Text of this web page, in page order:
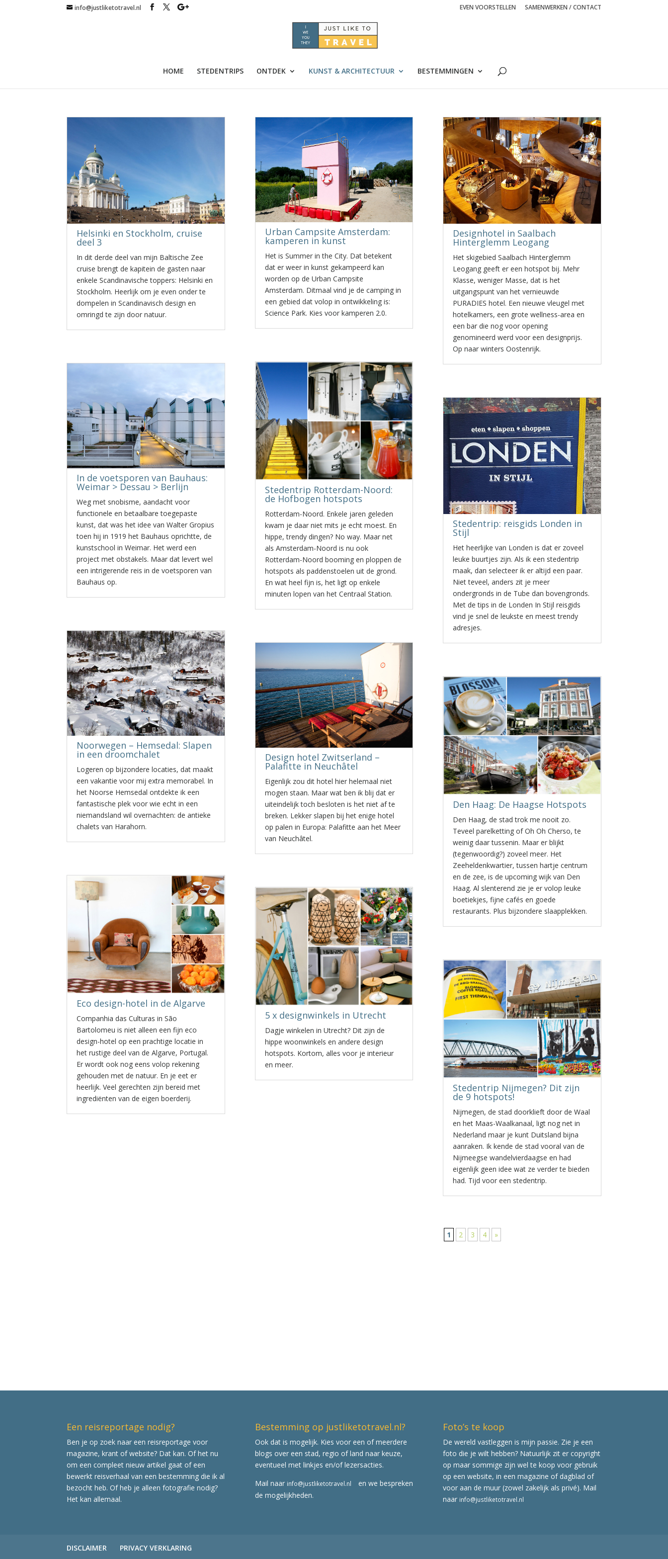
info@justliketotravel.nl EVEN VOORSTELLEN SAMENWERKEN / CONTACT
HOME STEDENTRIPS ONTDEK KUNST & ARCHITECTUUR BESTEMMINGEN
Helsinki en Stockholm, cruise
deel 3
In dit derde deel van mijn Baltische Zee
cruise brengt de kapitein de gasten naar
enkele Scandinavische toppers: Helsinki en
Stockholm. Heerlijk om je even onder te
dompelen in Scandinavisch design en
omringd te zijn door natuur.
In de voetsporen van Bauhaus:
Weimar > Dessau > Berlijn
Weg met snobisme, aandacht voor
functionele en betaalbare toegepaste
kunst, dat was het idee van Walter Gropius
toen hij in 1919 het Bauhaus oprichtte, de
kunstschool in Weimar. Het werd een
project met obstakels. Maar dat levert wel
een intrigerende reis in de voetsporen van
Bauhaus op.
Noorwegen – Hemsedal: Slapen
in een droomchalet
Logeren op bijzondere locaties, dat maakt
een vakantie voor mij extra memorabel. In
het Noorse Hemsedal ontdekte ik een
fantastische plek voor wie echt in een
niemandsland wil overnachten: de antieke
chalets van Harahorn.
Eco design-hotel in de Algarve
Companhia das Culturas in São
Bartolomeu is niet alleen een fijn eco
design-hotel op een prachtige locatie in
het rustige deel van de Algarve, Portugal.
Er wordt ook nog eens volop rekening
gehouden met de natuur. En je eet er
heerlijk. Veel gerechten zijn bereid met
ingrediënten van de eigen boerderij.
Urban Campsite Amsterdam:
kamperen in kunst
Het is Summer in the City. Dat betekent
dat er weer in kunst gekampeerd kan
worden op de Urban Campsite
Amsterdam. Ditmaal vind je de camping in
een gebied dat volop in ontwikkeling is:
Science Park. Kies voor kamperen 2.0.
Stedentrip Rotterdam-Noord:
de Hofbogen hotspots
Rotterdam-Noord. Enkele jaren geleden
kwam je daar niet mits je echt moest. En
hippe, trendy dingen? No way. Maar net
als Amsterdam-Noord is nu ook
Rotterdam-Noord booming en ploppen de
hotspots als paddenstoelen uit de grond.
En wat heel fijn is, het ligt op enkele
minuten lopen van het Centraal Station.
Design hotel Zwitserland –
Palafitte in Neuchâtel
Eigenlijk zou dit hotel hier helemaal niet
mogen staan. Maar wat ben ik blij dat er
uiteindelijk toch besloten is het niet af te
breken. Lekker slapen bij het enige hotel
op palen in Europa: Palafitte aan het Meer
van Neuchâtel.
5 x designwinkels in Utrecht
Dagje winkelen in Utrecht? Dit zijn de
hippe woonwinkels en andere design
hotspots. Kortom, alles voor je interieur
en meer.
Designhotel in Saalbach
Hinterglemm Leogang
Het skigebied Saalbach Hinterglemm
Leogang geeft er een hotspot bij. Mehr
Klasse, weniger Masse, dat is het
uitgangspunt van het vernieuwde
PURADIES hotel. Een nieuwe vleugel met
hotelkamers, een grote wellness-area en
een bar die nog voor opening
genomineerd werd voor een designprijs.
Op naar winters Oostenrijk.
Stedentrip: reisgids Londen in
Stijl
Het heerlijke van Londen is dat er zoveel
leuke buurtjes zijn. Als ik een stedentrip
maak, dan selecteer ik er altijd een paar.
Niet teveel, anders zit je meer
ondergronds in de Tube dan bovengronds.
Met de tips in de Londen In Stijl reisgids
vind je snel de leukste en meest trendy
adresjes.
Den Haag: De Haagse Hotspots
Den Haag, de stad trok me nooit zo.
Teveel parelketting of Oh Oh Cherso, te
weinig daar tussenin. Maar er blijkt
(tegenwoordig?) zoveel meer. Het
Zeeheldenkwartier, tussen hartje centrum
en de zee, is de upcoming wijk van Den
Haag. Al slenterend zie je er volop leuke
boetiekjes, fijne cafés en goede
restaurants. Plus bijzondere slaapplekken.
Stedentrip Nijmegen? Dit zijn
de 9 hotspots!
Nijmegen, de stad doorklieft door de Waal
en het Maas-Waalkanaal, ligt nog net in
Nederland maar je kunt Duitsland bijna
aanraken. Ik kende de stad vooral van de
Nijmeegse wandelvierdaagse en had
eigenlijk geen idee wat ze verder te bieden
had. Tijd voor een stedentrip.
1 2 3 4 »
Een reisreportage nodig?
Ben je op zoek naar een reisreportage voor
magazine, krant of website? Dat kan. Of het nu
om een compleet nieuw artikel gaat of een
bewerkt reisverhaal van een bestemming die ik al
bezocht heb. Of heb je alleen fotografie nodig?
Het kan allemaal.
Bestemming op justliketotravel.nl?
Ook dat is mogelijk. Kies voor een of meerdere
blogs over een stad, regio of land naar keuze,
eventueel met linkjes en/of lezersacties.
Mail naar info@justliketotravel.nl
en we bespreken
de mogelijkheden.
Foto’s te koop
De wereld vastleggen is mijn passie. Zie je een
foto die je wilt hebben? Natuurlijk zit er copyright
op maar sommige zijn wel te koop voor gebruik
op een website, in een magazine of dagblad of
voor aan de muur (zowel zakelijk als privé). Mail
naar info@justliketotravel.nl
DISCLAIMER PRIVACY VERKLARING